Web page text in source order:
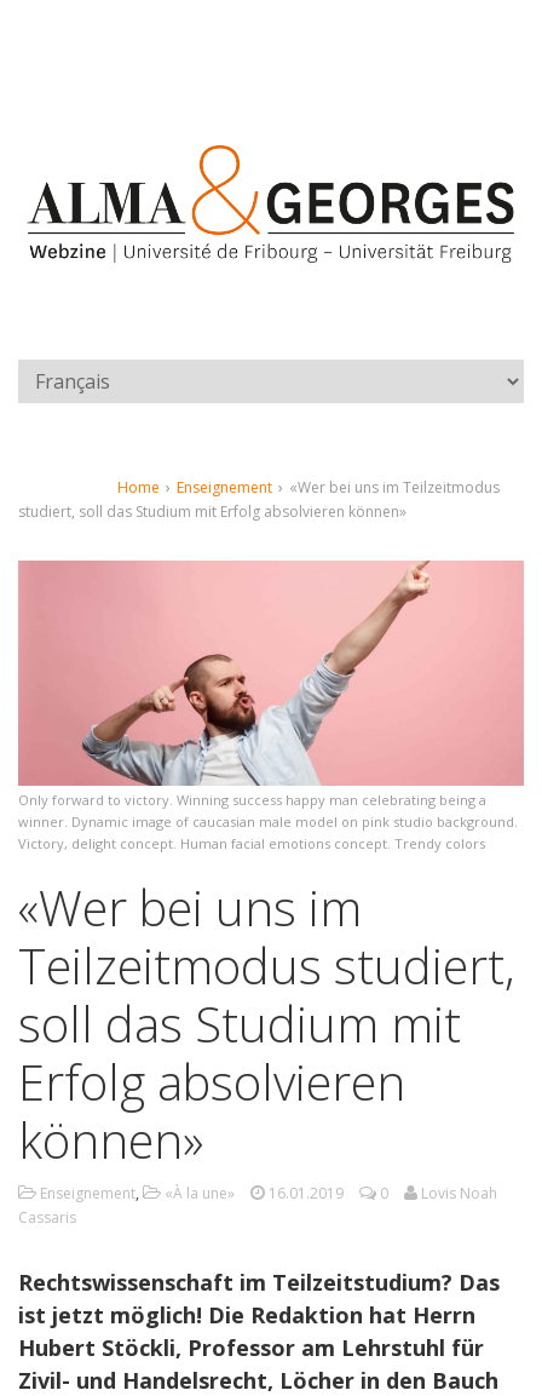
Home › Enseignement › «Wer bei uns im Teilzeitmodus
studiert, soll das Studium mit Erfolg absolvieren können»
Only forward to victory. Winning success happy man celebrating being a
winner. Dynamic image of caucasian male model on pink studio background.
Victory, delight concept. Human facial emotions concept. Trendy colors
«Wer bei uns im
Teilzeitmodus studiert,
soll das Studium mit
Erfolg absolvieren
können»
Enseignement, «À la une» 16.01.2019 0
Lovis Noah
Cassaris
Rechtswissenschaft im Teilzeitstudium? Das
ist jetzt möglich! Die Redaktion hat Herrn
Hubert Stöckli, Professor am Lehrstuhl für
Zivil- und Handelsrecht, Löcher in den Bauch